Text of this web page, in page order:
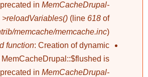
in MemCacheDrupal-
>reloadVariables() (line 618 of
memcache/memcache.inc).
function: Creation of dynamic
MemCacheDrupal::$flushed is
in MemCacheDrupal-